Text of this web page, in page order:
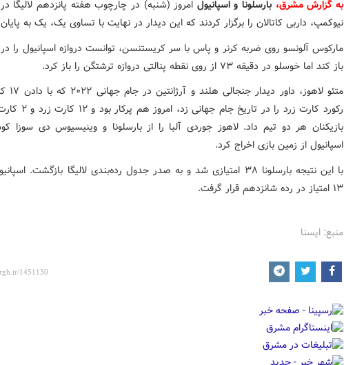
به گزارش مشرق، بارسلونا و اسپانیول امروز (شنبه) در چارچوب هفته پانزدهم لالیگا
نیوکمپ، داربی کاتالان را برگزار کردند که این دیدار در نهایت با تساوی یک، یک به
باز کند اما خوسلو در دقیقه ۷۳ از روی نقطه پنالتی دروازه ترشتگن را باز کرد.
متئو
رکورد کارت زرد را در
بازیکنان هر دو تیم داد. لاهوز جوردی آلبا را از بارسلونا و وینیسیوس دی سوزا
اسپانیول از زمین بازی اخراج کرد.
با این نتیجه بارسلونا ۳۸ امتیازی شد و به صدر جدول رده‌بندی لالیگا بازگشت.
۱۳ امتیاز در رده شانزدهم قرار گرفت.
منبع: ایسنا